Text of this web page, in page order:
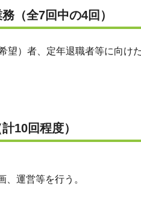
（全7回中の4回）
）者、定年退職者等に向
10回程度）
運営等を行う。